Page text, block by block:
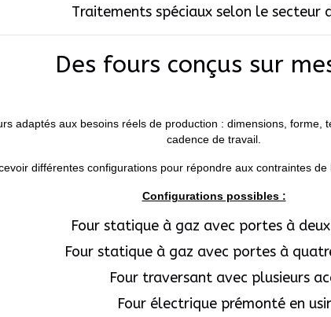
Traitements spéciaux selon le secteur
Des fours conçus sur
adaptés aux besoins réels de production : dimensions,
cadence de travail.
différentes configurations pour répondre aux contraintes de
Configurations possibles :
Four statique à gaz avec portes à
Four statique à gaz avec portes à
Four traversant avec plusieurs
Four électrique prémonté en